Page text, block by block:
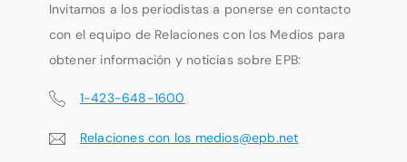
Invitamos a los periodistas a ponerse en contacto
con el equipo de Relaciones con los Medios para
obtener información y noticias sobre EPB:
1-423-648-1600
Relaciones con los medios@epb.net